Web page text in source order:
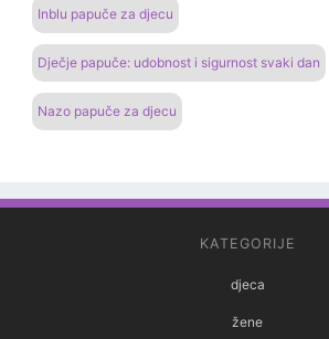
Inblu papuče za djecu
Dječje papuče: udobnost i sigurnost svaki dan
Nazo papuče za djecu
KATEGORIJE
djeca
žene